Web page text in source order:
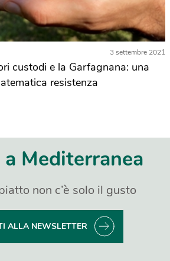
3 settembre 2021
custodi e la Garfagnana: una
resistenza
Mediterranea
non c’è solo il gusto
ALLA NEWSLETTER